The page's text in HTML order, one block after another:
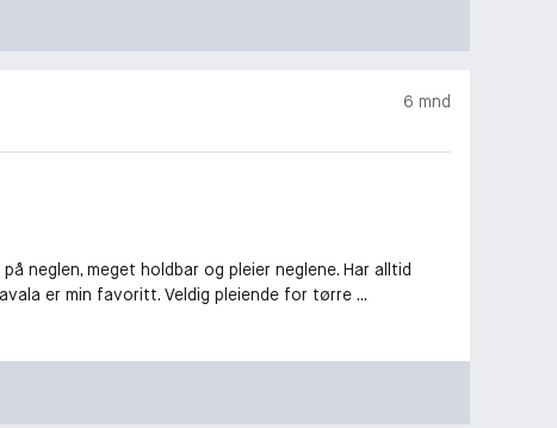
6 mnd
neglen, meget holdbar og pleier neglene. Har alltid
er min favoritt. Veldig pleiende for tørre ...